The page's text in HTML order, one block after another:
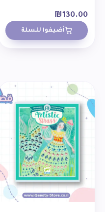
₪130.00
أضيفوا للسلة